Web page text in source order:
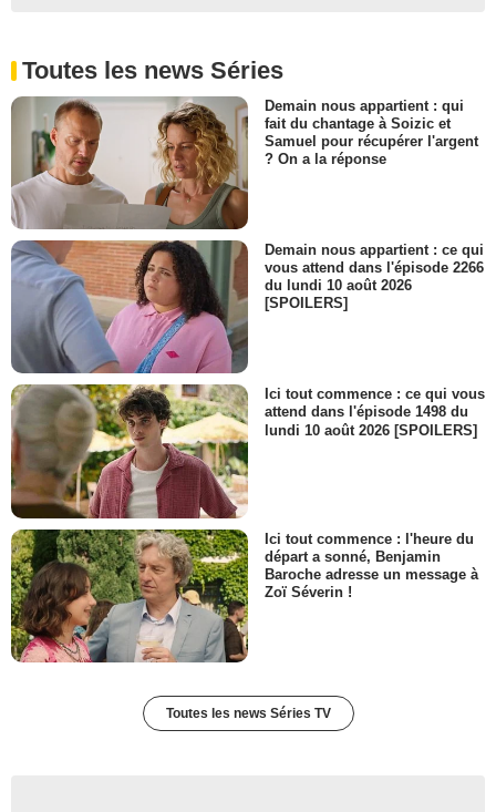
Toutes les news Séries
Demain nous appartient : qui
fait du chantage à Soizic et
Samuel pour récupérer l'argent
? On a la réponse
Demain nous appartient : ce qui
vous attend dans l'épisode 2266
du lundi 10 août 2026
[SPOILERS]
Ici tout commence : ce qui vous
attend dans l'épisode 1498 du
lundi 10 août 2026 [SPOILERS]
Ici tout commence : l'heure du
départ a sonné, Benjamin
Baroche adresse un message à
Zoï Séverin !
Toutes les news Séries TV